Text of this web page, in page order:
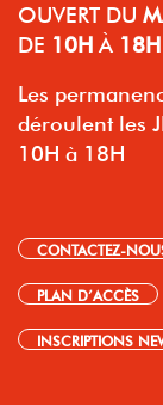
OUVERT DU
DE 10H À 18H
Les
déroulent les
10H à 18H
CONTACTEZ-
PLAN D’ACCÈS
INSCRIPTIONS